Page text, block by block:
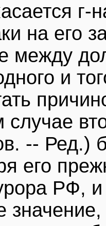
г-
на его
между
и
-- Ред.)
его
РФ,